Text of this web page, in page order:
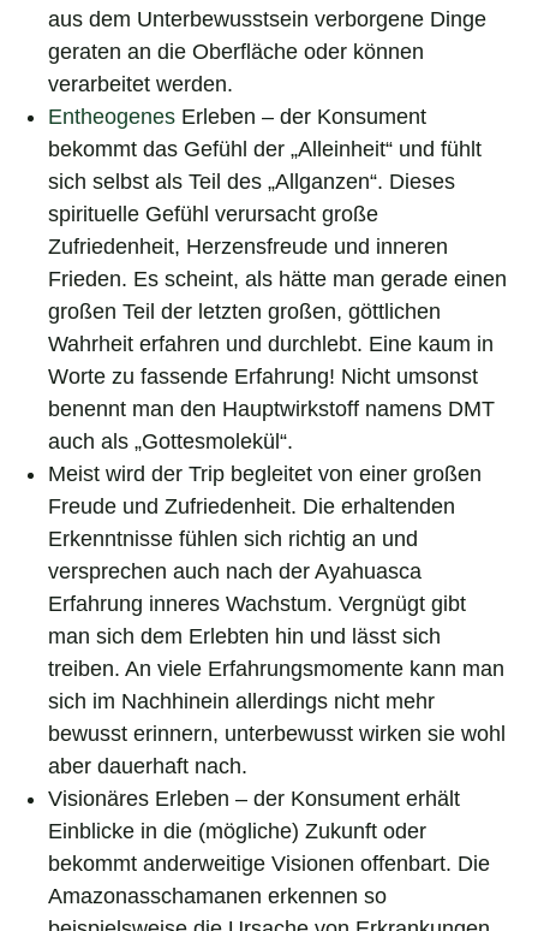
aus dem Unterbewusstsein verborgene Dinge
geraten an die Oberfläche oder können
verarbeitet werden.
Entheogenes Erleben – der Konsument
bekommt das Gefühl der „Alleinheit“ und fühlt
sich selbst als Teil des „Allganzen“. Dieses
spirituelle Gefühl verursacht große
Zufriedenheit, Herzensfreude und inneren
Frieden. Es scheint, als hätte man gerade einen
großen Teil der letzten großen, göttlichen
Wahrheit erfahren und durchlebt. Eine kaum in
Worte zu fassende Erfahrung! Nicht umsonst
benennt man den Hauptwirkstoff namens DMT
auch als „Gottesmolekül“.
Meist wird der Trip begleitet von einer großen
Freude und Zufriedenheit. Die erhaltenden
Erkenntnisse fühlen sich richtig an und
versprechen auch nach der Ayahuasca
Erfahrung inneres Wachstum. Vergnügt gibt
man sich dem Erlebten hin und lässt sich
treiben. An viele Erfahrungsmomente kann man
sich im Nachhinein allerdings nicht mehr
bewusst erinnern, unterbewusst wirken sie wohl
aber dauerhaft nach.
Visionäres Erleben – der Konsument erhält
Einblicke in die (mögliche) Zukunft oder
bekommt anderweitige Visionen offenbart. Die
Amazonasschamanen erkennen so